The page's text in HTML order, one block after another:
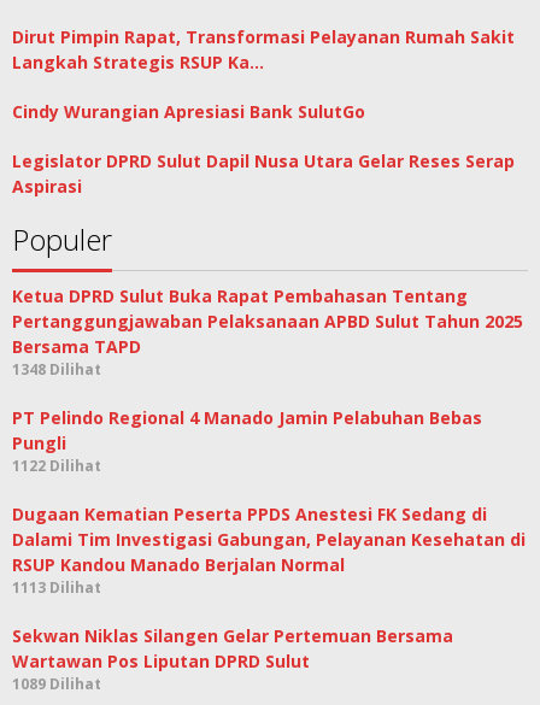
Dirut Pimpin Rapat, Transformasi Pelayanan Rumah Sakit
Langkah Strategis RSUP Ka…
Cindy Wurangian Apresiasi Bank SulutGo
Legislator DPRD Sulut Dapil Nusa Utara Gelar Reses Serap
Aspirasi
Populer
Ketua DPRD Sulut Buka Rapat Pembahasan Tentang
Pertanggungjawaban Pelaksanaan APBD Sulut Tahun 2025
Bersama TAPD
1348 Dilihat
PT Pelindo Regional 4 Manado Jamin Pelabuhan Bebas
Pungli
1122 Dilihat
Dugaan Kematian Peserta PPDS Anestesi FK Sedang di
Dalami Tim Investigasi Gabungan, Pelayanan Kesehatan di
RSUP Kandou Manado Berjalan Normal
1113 Dilihat
Sekwan Niklas Silangen Gelar Pertemuan Bersama
Wartawan Pos Liputan DPRD Sulut
1089 Dilihat